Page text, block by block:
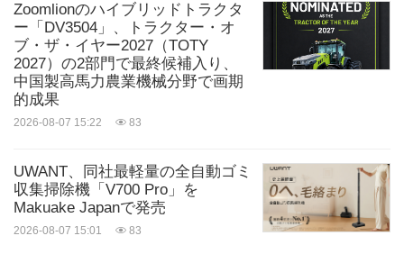
CESは世界で最も影響力のあるテクノロジーイベン
トであり、画期的なテクノロジーと世界的なイノベ
ーターの真価が問われる場です。ここは、世界の最
大手ブランドがビジネスを行い、新たなパートナー
と出会い、最先端のイノベーターが登場する場所で
は、技術セクターのあらゆる側面を網羅していま
す。CES 2025は2025年1月7日から10日までラスベ
ガスで開催されます。詳細については、CES.テッ
Zoomlionのハイブリッドトラクタ
ー「DV3504」、トラクター・オ
ブ・ザ・イヤー2027（TOTY
2027）の2部門で最終候補入り、
中国製高馬力農業機械分野で画期
的成果
2026-08-07 15:22 83
UWANT、同社最軽量の全自動ゴミ
収集掃除機「V700 Pro」を
Makuake Japanで発売
2026-08-07 15:01 83